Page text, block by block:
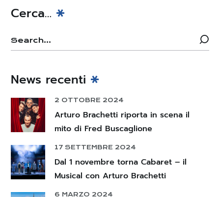
Cerca…
News recenti
2 OTTOBRE 2024
Arturo Brachetti riporta in scena il
mito di Fred Buscaglione
17 SETTEMBRE 2024
Dal 1 novembre torna Cabaret – il
Musical con Arturo Brachetti
6 MARZO 2024